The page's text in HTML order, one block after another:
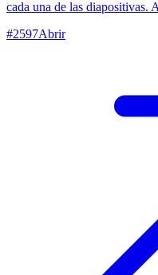
cada una de las diapositivas.
#2597Abrir